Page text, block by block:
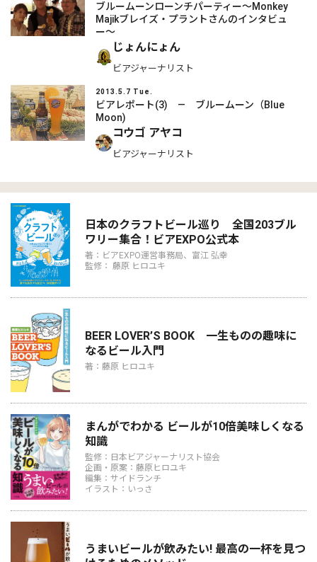
ブルームーンローンチパーティー〜Monkey
Majikブレイズ・プラントさんのインタビュ
ー〜
じょんにょん
ビアジャーナリスト
2013.5.7 Tue.
ビアレポート(3) ― ブルームーン（Blue
Moon)
コウゴ アヤコ
ビアジャーナリスト
日本のクラフトビール巡り 全国203ブル
ワリー集合！ビアEXPO公式本
著：ビアEXPO運営事務局、富江 弘幸
監修： 藤原 ヒロユキ
BEER LOVER’S BOOK 一生ものの趣味に
なるビール入門
著：藤原 ヒロユキ
まんがでわかる ビールが10倍美味しくなる
知識
監修：日本ビアジャーナリスト協会
企画・原案：藤原ヒロユキ
編集：サイドランチ
イラスト：いっさ
うまいビールが飲みたい! 最高の一杯を見つ